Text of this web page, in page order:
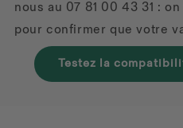
nous au 07 81 00 43 31 :
pour confirmer que votre
Testez la